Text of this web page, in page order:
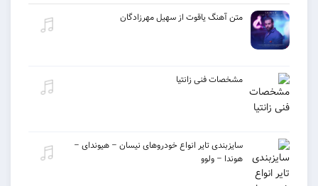
متن آهنگ یاقوت از سهیل مهرزادگان
مشخصات فنی زانتیا
سایزبندی تایر انواع خودروهای نیسان – هیوندای –
هوندا – ولوو